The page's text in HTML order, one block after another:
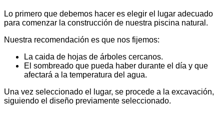
Lo primero que debemos hacer es elegir el lugar adecuado
para comenzar la construcción de nuestra piscina natural.
Nuestra recomendación es que nos fijemos:
La caida de hojas de árboles cercanos.
El sombreado que pueda haber durante el día y que
afectará a la temperatura del agua.
Una vez seleccionado el lugar, se procede a la excavación,
siguiendo el diseño previamente seleccionado.